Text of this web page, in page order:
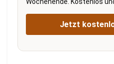
Jetzt